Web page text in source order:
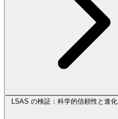
LSAS の検証：科学的信頼性と進化